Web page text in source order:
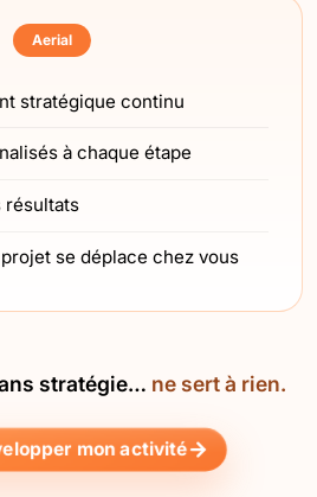
Aerial
stratégique continu
à chaque étape
résultats
se déplace chez vous
stratégie… ne sert à rien.
mon activité